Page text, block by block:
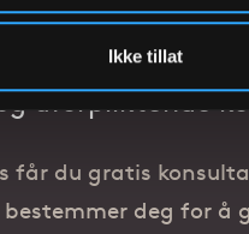
Ikke tillat
uforpliktende
får du gratis
deg for å